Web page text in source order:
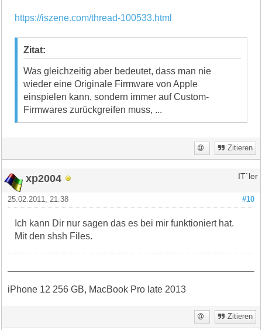
https://iszene.com/thread-100533.html
Zitat:
Was gleichzeitig aber bedeutet, dass man nie
wieder eine Originale Firmware von Apple
einspielen kann, sondern immer auf Custom-
Firmwares zurückgreifen muss, ...
Zitieren
xp2004 IT`ler
#10
25.02.2011, 21:38
Ich kann Dir nur sagen das es bei mir funktioniert hat.
Mit den shsh Files.
iPhone 12 256 GB, MacBook Pro late 2013
Zitieren